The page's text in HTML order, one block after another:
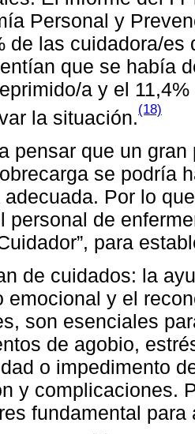
Personal y
de las cuidadora/
que se había
a y el
la situación.(18)
pensar que un
se podría
adecuada. Por lo
personal de
para
de cuidados: la
emocional y el
son esenciales
de agobio,
o impedimento
y complicaciones.
fundamental